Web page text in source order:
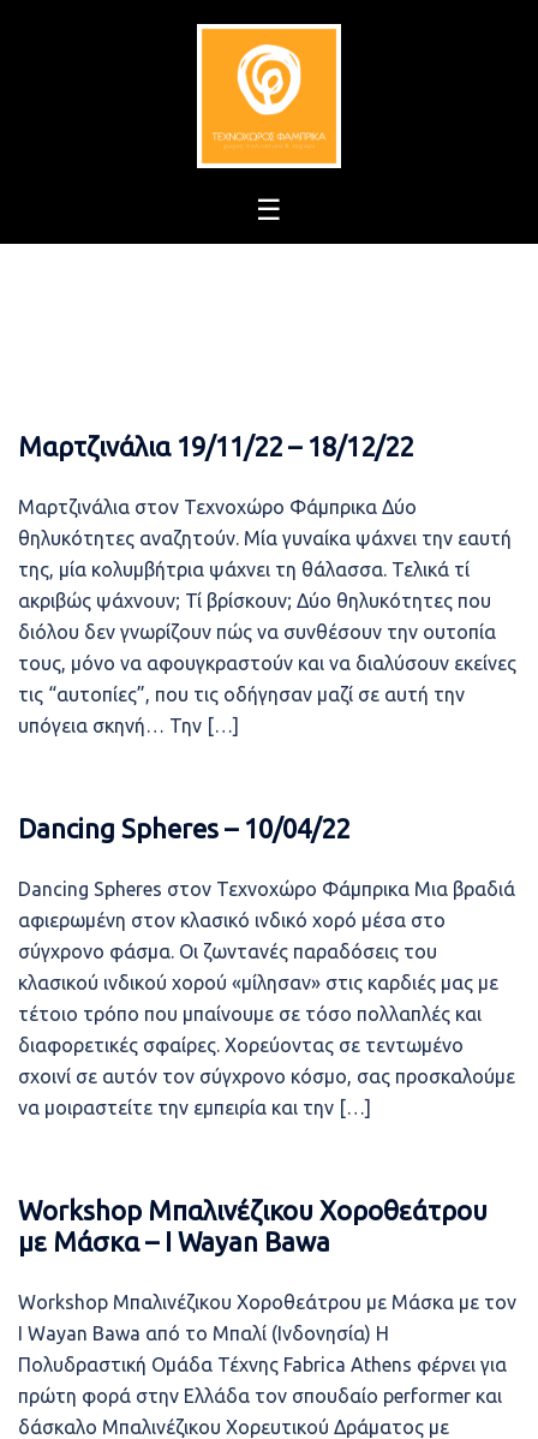
Μαρτζινάλια 19/11/22 – 18/12/22
Μαρτζινάλια στον Τεχνοχώρο Φάμπρικα Δύο
θηλυκότητες αναζητούν. Μία γυναίκα ψάχνει την εαυτή
της, μία κολυμβήτρια ψάχνει τη θάλασσα. Τελικά τί
ακριβώς ψάχνουν; Τί βρίσκουν; Δύο θηλυκότητες που
διόλου δεν γνωρίζουν πώς να συνθέσουν την ουτοπία
τους, μόνο να αφουγκραστούν και να διαλύσουν εκείνες
τις “αυτοπίες”, που τις οδήγησαν μαζί σε αυτή την
υπόγεια σκηνή… Την […]
Dancing Spheres – 10/04/22
Dancing Spheres στον Τεχνοχώρο Φάμπρικα Μια βραδιά
αφιερωμένη στον κλασικό ινδικό χορό μέσα στο
σύγχρονο φάσμα. Οι ζωντανές παραδόσεις του
κλασικού ινδικού χορού «μίλησαν» στις καρδιές μας με
τέτοιο τρόπο που μπαίνουμε σε τόσο πολλαπλές και
διαφορετικές σφαίρες. Χορεύοντας σε τεντωμένο
σχοινί σε αυτόν τον σύγχρονο κόσμο, σας προσκαλούμε
να μοιραστείτε την εμπειρία και την […]
Workshop Μπαλινέζικου Χοροθεάτρου
με Μάσκα – I Wayan Bawa
Workshop Μπαλινέζικου Χοροθεάτρου με Μάσκα με τον
I Wayan Bawa από το Μπαλί (Ινδονησία) Η
Πολυδραστική Ομάδα Τέχνης Fabrica Athens φέρνει για
πρώτη φορά στην Ελλάδα τον σπουδαίο performer και
δάσκαλο Μπαλινέζικου Χορευτικού Δράματος με